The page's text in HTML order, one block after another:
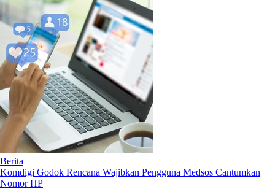
Berita
Komdigi Godok Rencana Wajibkan Pengguna Medsos Cantumkan
Nomor HP